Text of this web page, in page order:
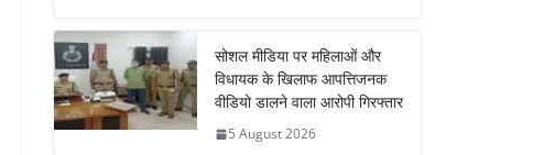
सोशल मीडिया पर महिलाओं और
विधायक के खिलाफ आपत्तिजनक
वीडियो डालने वाला आरोपी गिरफ्तार
5 August 2026